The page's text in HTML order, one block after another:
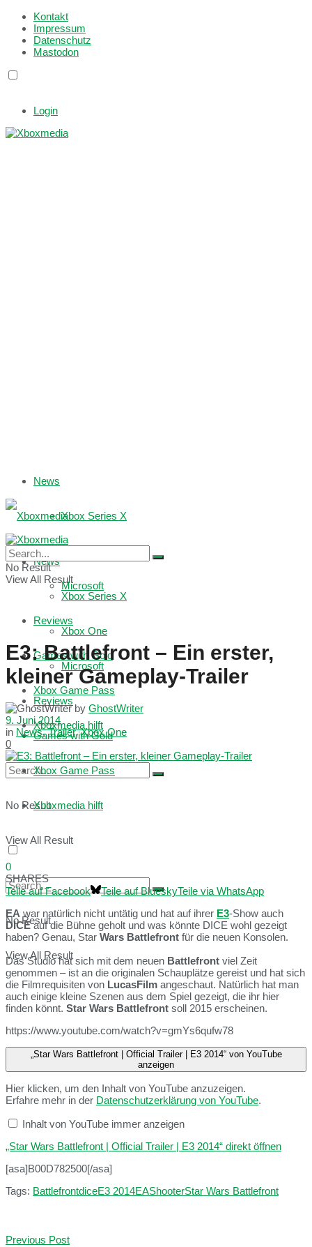
Kontakt
Impressum
Datenschutz
Mastodon
Login
News
Xbox Series X
Microsoft
Reviews
Games with Gold
Xbox Game Pass
Xboxmedia hilft
No Result
View All Result
News
Xbox Series X
Xbox One
Microsoft
Reviews
Games with Gold
Xbox Game Pass
Xboxmedia hilft
No Result
View All Result
No Result
View All Result
E3: Battlefront – Ein erster,
kleiner Gameplay-Trailer
by GhostWriter
9. Juni 2014
in News,Trailer,Xbox One
0
0
SHARES
Teile auf Facebook
Teile auf BlueskyTeile via WhatsApp
EA war natürlich nicht untätig und hat auf ihrer E3-Show auch
DICEauf die Bühne geholt und was könnte DICE wohl gezeigt
haben? Genau, Star Wars Battlefront für die neuen Konsolen.
Das Studio hat sich mit dem neuen Battlefront viel Zeit
genommen – ist an die originalen Schauplätze gereist und hat sich
die Filmrequisiten von LucasFilm angeschaut. Natürlich hat man
auch einige kleine Szenen aus dem Spiel gezeigt, die ihr hier
finden könnt. Star Wars Battlefront soll 2015 erscheinen.
https://www.youtube.com/watch?v=gmYs6qufw78
„Star Wars Battlefront | Official Trailer | E3 2014“ von YouTube
anzeigen
Hier klicken, um den Inhalt von YouTube anzuzeigen.
Erfahre mehr in der Datenschutzerklärung von YouTube.
Inhalt von YouTube immer anzeigen
„Star Wars Battlefront | Official Trailer | E3 2014“ direkt öffnen
[asa]B00D782500[/asa]
Tags: BattlefrontdiceE3 2014EAShooterStar Wars Battlefront
Previous Post